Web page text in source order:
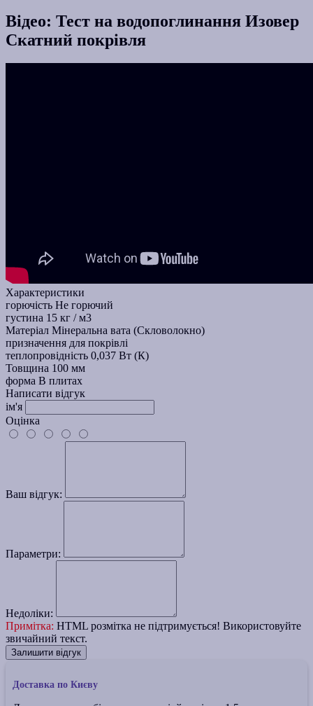
Відео: Тест на водопоглинання Изовер
Скатний покрівля
Характеристики
горючість Не горючий
густина 15 кг / м3
Матеріал Мінеральна вата (Скловолокно)
призначення для покрівлі
теплопровідність 0,037 Вт (К)
Товщина 100 мм
форма В плитах
Написати відгук
ім'я
Оцінка
Ваш відгук:
Параметри:
Недоліки:
Примітка: HTML розмітка не підтримується! Використовуйте
звичайний текст.
Залишити відгук
Доставка по Києву